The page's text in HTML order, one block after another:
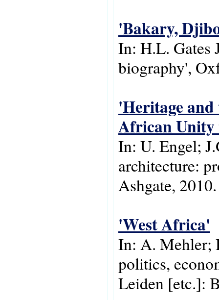
'Bakary,
In: H.L. Gates
biography',
'Heritage
African
In: U. Engel;
architecture:
Ashgate, 2010.
'West Africa'
In: A. Mehler;
politics,
Leiden [etc.]: